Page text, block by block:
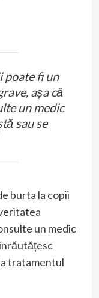
poate fi un
așa că
un medic
sau se
burta la copii
un medic
tratamentul